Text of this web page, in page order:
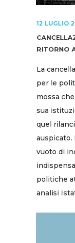
12 LUGLIO
RITORNO
La
per le
mossa
sua
quel
auspicato.
vuoto di
politiche
analisi